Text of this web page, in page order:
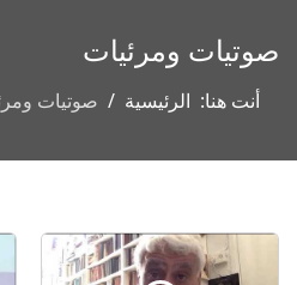
صوتيات ومرئيات
أنت هنا: الرئيسية صوتيات